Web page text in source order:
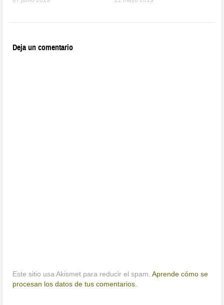
Deja un comentario
Este sitio usa Akismet para reducir el spam.Aprende cómo se
procesan los datos de tus comentarios.